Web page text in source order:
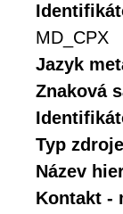
MD_CPX
Jazyk
Znaková
Typ
Název
Kontakt -